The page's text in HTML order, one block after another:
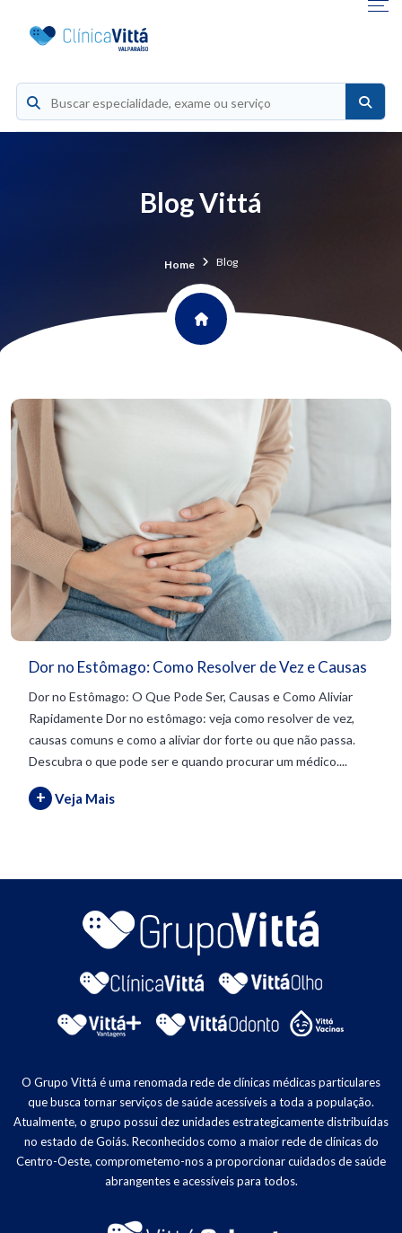
Blog Vittá
Home Blog
Dor no Estômago: Como Resolver de Vez e Causas
Dor no Estômago: O Que Pode Ser, Causas e Como Aliviar
Rapidamente Dor no estômago: veja como resolver de vez,
causas comuns e como a aliviar dor forte ou que não passa.
Descubra o que pode ser e quando procurar um médico....
+ Veja Mais
O Grupo Vittá é uma renomada rede de clínicas médicas particulares
que busca tornar serviços de saúde acessíveis a toda a população.
Atualmente, o grupo possui dez unidades estrategicamente distribuídas
no estado de Goiás. Reconhecidos como a maior rede de clínicas do
Centro-Oeste, comprometemo-nos a proporcionar cuidados de saúde
abrangentes e acessíveis para todos.